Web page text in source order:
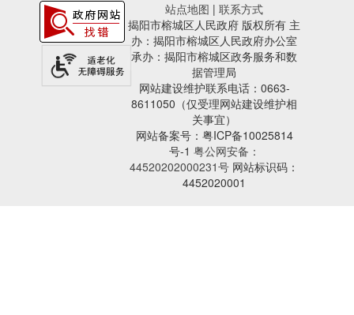
站点地图 |联系方式
揭阳市榕城区人民政府 版权所有 主
办：揭阳市榕城区人民政府办公室
承办：揭阳市榕城区政务服务和数
据管理局
网站建设维护联系电话：0663-
8611050（仅受理网站建设维护相
关事宜）
网站备案号：粤ICP备10025814
号-1 粤公网安备：
44520202000231号 网站标识码：
4452020001